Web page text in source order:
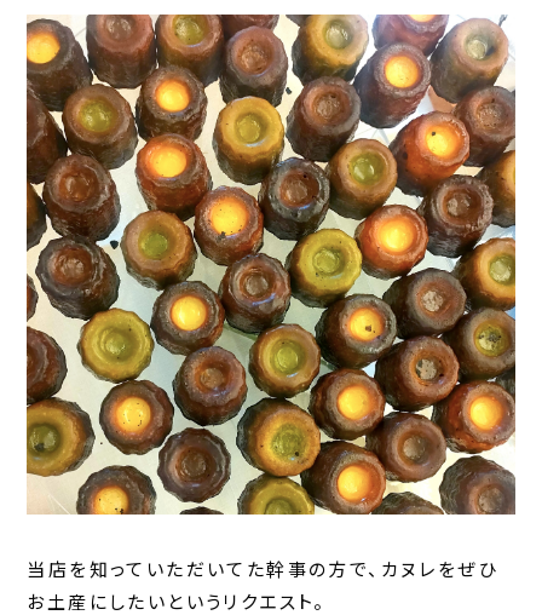
当店を知っていただいてた幹事の方で、カヌレをぜひ
お土産にしたいというリクエスト。